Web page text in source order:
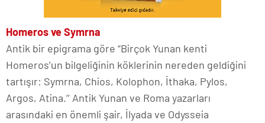
Homeros ve Symrna
Antik bir epigrama göre “Birçok Yunan kenti
Homeros’un bilgeliğinin köklerinin nereden geldiğini
tartışır: Symrna, Chios, Kolophon, İthaka, Pylos,
Argos, Atina.’’ Antik Yunan ve Roma yazarları
arasındaki en önemli şair, İlyada ve Odysseia